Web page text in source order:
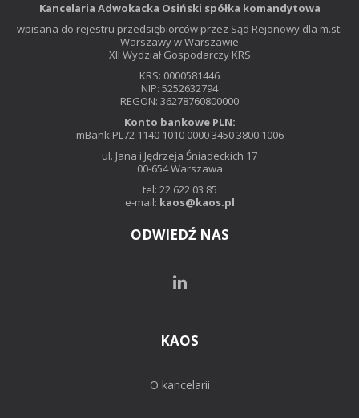
Kancelaria Adwokacka Osiński spółka komandytowa
wpisana do rejestru przedsiębiorców przez Sąd Rejonowy dla m.st.
Warszawy w Warszawie
XII Wydział Gospodarczy KRS
KRS: 0000581446
NIP: 5252632794
REGON: 36278760800000
Konto bankowe PLN:
mBank PL72 1140 1010 0000 3450 3800 1006
ul. Jana i Jędrzeja Śniadeckich 17
00-654 Warszawa
tel: 22 622 03 85
e-mail: kaos@kaos.pl
ODWIEDŹ NAS
KAOS
O kancelarii